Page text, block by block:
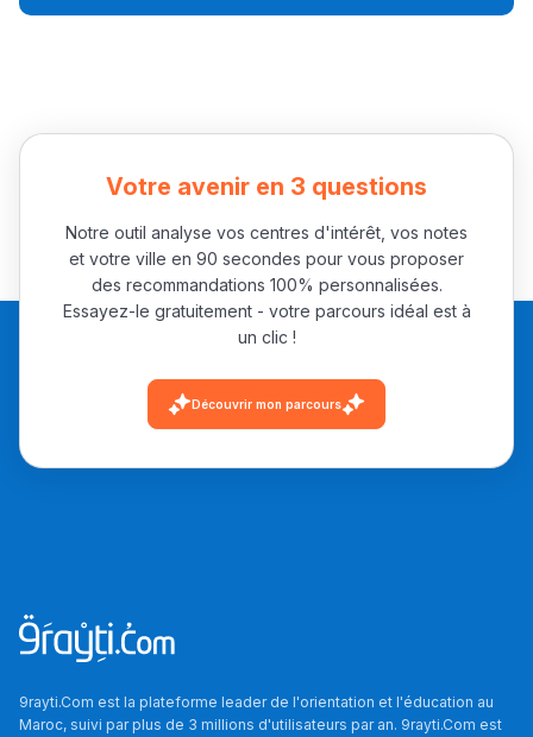
Votre avenir en 3 questions
Notre outil analyse vos centres d'intérêt, vos notes
et votre ville en 90 secondes pour vous proposer
des recommandations 100% personnalisées.
Essayez-le gratuitement - votre parcours idéal est à
un clic !
Découvrir mon parcours
9rayti.Com est la plateforme leader de l'orientation et l'éducation au
Maroc, suivi par plus de 3 millions d'utilisateurs par an. 9rayti.Com est